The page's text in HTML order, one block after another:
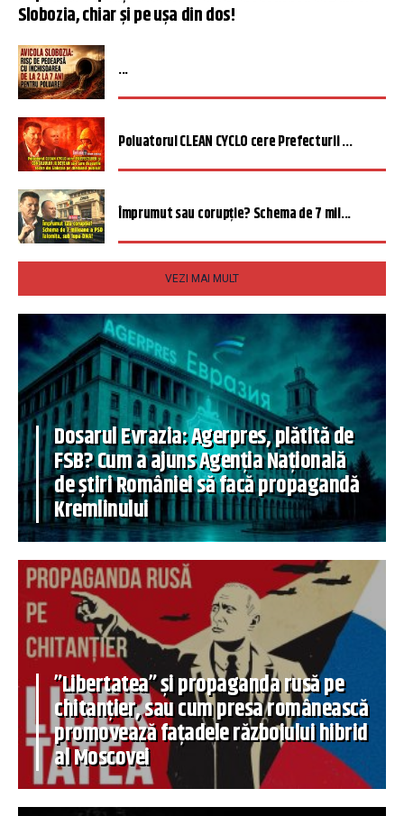
Slobozia, chiar și pe ușa din dos!
...
Poluatorul CLEAN CYCLO cere Prefecturii ...
Împrumut sau corupție? Schema de 7 mil...
VEZI MAI MULT
Dosarul Evrazia: Agerpres, plătită de
FSB? Cum a ajuns Agenția Națională
de știri României să facă propagandă
Kremlinului
”Libertatea” și propaganda rusă pe
chitanțier, sau cum presa românească
promovează fațadele războiului hibrid
al Moscovei